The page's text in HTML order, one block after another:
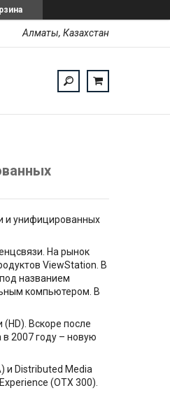
Алматы, Казахстан
и унифицированных
На рынок
ViewStation. В
названием
компьютером. В
Вскоре после
в 2007 году – новую
и Distributed Media
(OTX 300).